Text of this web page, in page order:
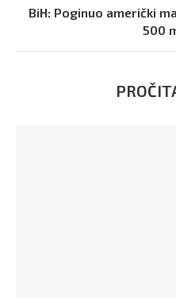
BiH: Poginuo američki
500